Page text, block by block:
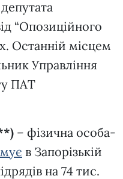
депутата
“Опозиційного
Останній місцем
Управління
ПАТ
– фізична особа-
в Запорізькій
на 74 тис.